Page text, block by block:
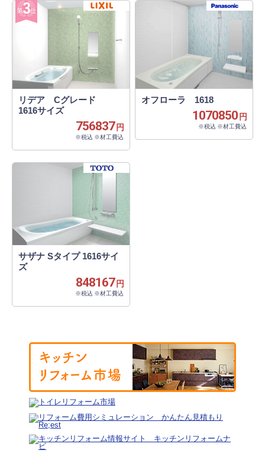
リデア Cグレード
1616サイズ
756837 円
※税込 ※材工費込
オフローラ 1618
1070850 円
※税込 ※材工費込
サザナ Sタイプ 1616サイ
ズ
848167 円
※税込 ※材工費込